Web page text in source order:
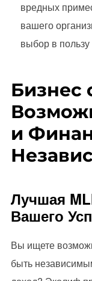
вредных
вашего
выбор в пользу
Бизнес
и
Лучшая
Вашего
Вы ищете
быть